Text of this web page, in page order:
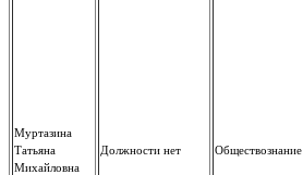
Муртазина
Татьяна
Михайловна
Должности нет Обществознание